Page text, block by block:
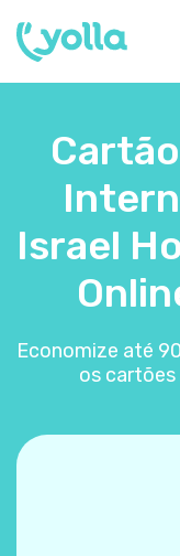
Israel
Economize até
os cartões